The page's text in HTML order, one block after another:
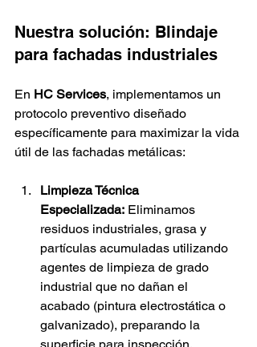
Nuestra solución: Blindaje
para fachadas industriales
En HC Services, implementamos un
protocolo preventivo diseñado
específicamente para maximizar la vida
útil de las fachadas metálicas:
Limpieza Técnica
Especializada: Eliminamos
residuos industriales, grasa y
partículas acumuladas utilizando
agentes de limpieza de grado
industrial que no dañan el
acabado (pintura electrostática o
galvanizado), preparando la